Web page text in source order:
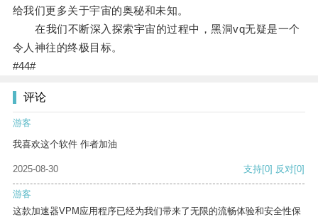
给我们更多关于宇宙的奥秘和未知。
在我们不断深入探索宇宙的过程中，黑洞vq无疑是一个
令人神往的终极目标。
#44#
评论
游客
我喜欢这个软件 作者加油
2025-08-30 支持[0] 反对[0]
游客
这款加速器VPM应用程序已经为我们带来了无限的流畅体验和安全性保